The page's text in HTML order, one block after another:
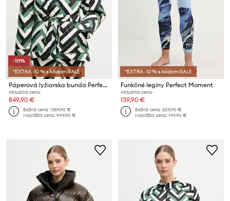
-10%
*EXTRA -10 % s kódom:SALE
Páperová lyžiarska bunda Perfect Moment Cortina
Aktuálna cena:
849,90 €
Bežná cena:1359,90 €
Najnižšia cena:949,90 €
*EXTRA -10 % s kódom:SALE
Funkčné legíny Perfect Moment
Aktuálna cena:
139,90 €
Bežná cena:209,90 €
Najnižšia cena:149,90 €